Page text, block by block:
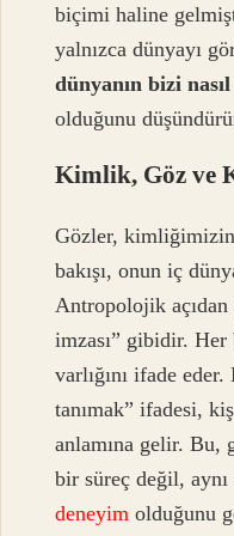
biçimi haline
yalnızca dünyayı
dünyanın bizi
olduğunu
Kimlik, Göz ve
Gözler, kimliğimizin
bakışı, onun iç
Antropolojik
imzası” gibidir.
varlığını ifade
tanımak” ifadesi,
anlamına gelir. Bu,
bir süreç değil,
deneyim olduğunu